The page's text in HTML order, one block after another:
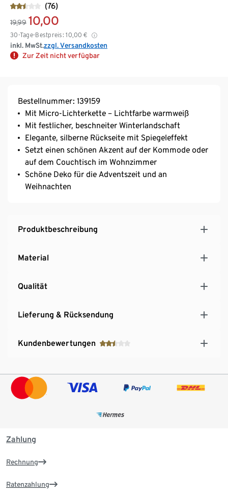
(76)
19,99 10,00
30-Tage-Bestpreis: 10,00 €
inkl. MwSt.zzgl. Versandkosten
Zur Zeit nicht verfügbar
Bestellnummer: 139159
Mit Micro-Lichterkette – Lichtfarbe warmweiß
Mit festlicher, beschneiter Winterlandschaft
Elegante, silberne Rückseite mit Spiegeleffekt
Setzt einen schönen Akzent auf der Kommode oder
auf dem Couchtisch im Wohnzimmer
Schöne Deko für die Adventszeit und an
Weihnachten
Produktbeschreibung
Material
Qualität
Lieferung & Rücksendung
Kundenbewertungen
Zahlung
Rechnung
Ratenzahlung